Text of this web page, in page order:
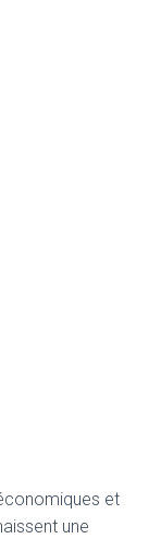
et
une